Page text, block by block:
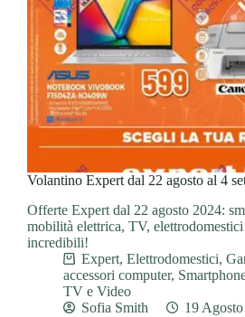
Volantino Expert dal 22 agosto al 4
Offerte Expert dal 22 agosto 2024:
mobilità elettrica, TV, elettrodomestici
incredibili!
Expert, Elettrodomestici,
accessori computer,
TV e Video
Sofia Smith
19